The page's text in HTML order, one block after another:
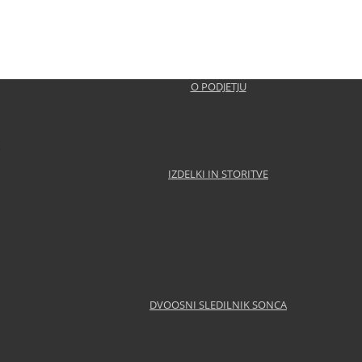
O PODJETJU
IZDELKI IN STORITVE
DVOOSNI SLEDILNIK SONCA
za uspešno delo v gospodarstvu in povezanosti z
OKTOBRSKE NAGRADE OBČINE BREŽICE za leto
petek potekala prireditev ob 20-letnici delovanja
Rudolf, s.p., iz Velikega Obreža pri Dobovi je bilo
vrata, ki zagotavljajo požarno odpornost 120 min.
vrati. Vrata zagotavljajo popolno varnost